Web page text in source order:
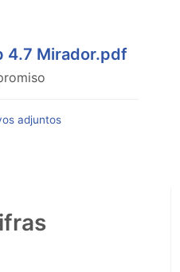
4.7 Mirador.pdf
adjuntos